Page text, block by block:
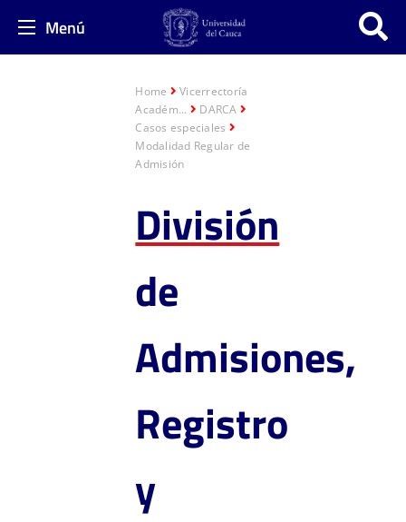
Menú
Home
Vicerrectoría
Académ...
DARCA
Casos especiales
Modalidad Regular de
Admisión
División
de
Admisiones,
Registro
y